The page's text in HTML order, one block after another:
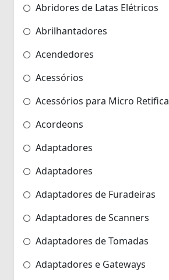
Abridores de Latas Elétricos
Abrilhantadores
Acendedores
Acessórios
Acessórios para Micro Retifica
Acordeons
Adaptadores
Adaptadores
Adaptadores de Furadeiras
Adaptadores de Scanners
Adaptadores de Tomadas
Adaptadores e Gateways